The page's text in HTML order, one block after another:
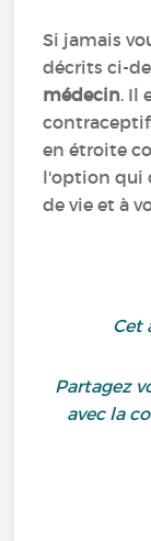
Si jamais
décrits ci-
médecin. Il
en étroite
l'option qui
de vie et à
Cet
Partagez
avec la